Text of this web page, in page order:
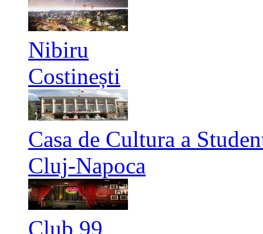
Nibiru
Costinești
Casa de Cultura a
Cluj-Napoca
Club 99